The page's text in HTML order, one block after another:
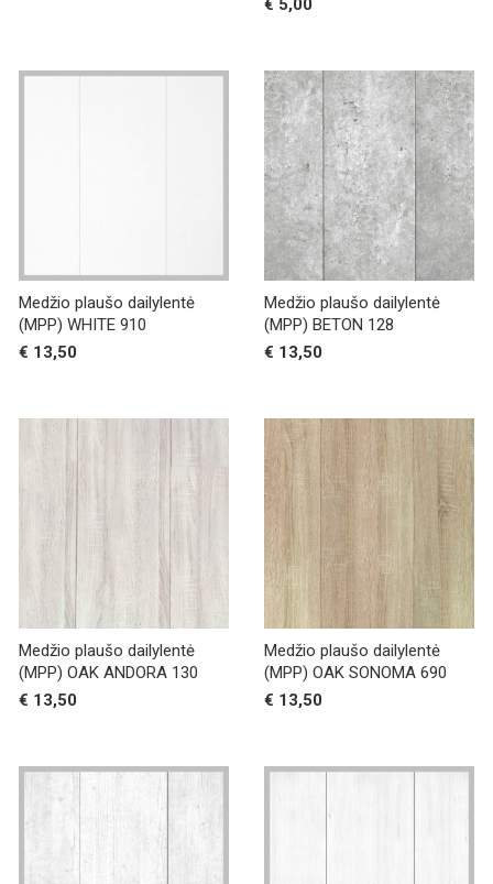
€ 5,00
Medžio plaušo dailylentė
(MPP) WHITE 910
€ 13,50
Medžio plaušo dailylentė
(MPP) BETON 128
€ 13,50
Medžio plaušo dailylentė
(MPP) OAK ANDORA 130
€ 13,50
Medžio plaušo dailylentė
(MPP) OAK SONOMA 690
€ 13,50